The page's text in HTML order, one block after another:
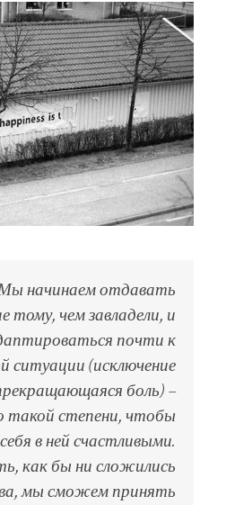
начинаем отдавать
тому, чем завладели, и
почти к
ситуации (исключение
боль) –
такой степени, чтобы
в ней счастливыми.
как бы ни сложились
мы сможем принять